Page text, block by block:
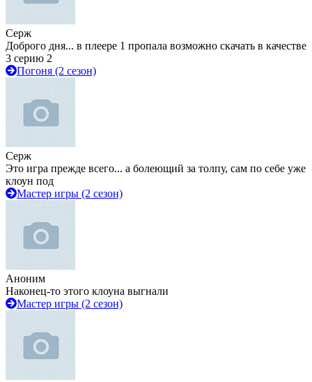
Серж
Доброго дня... в плеере 1 пропала возможно скачать в качестве
3 серию 2
Погоня (2 сезон)
Серж
Это игра прежде всего... а болеющий за толпу, сам по себе уже
клоун под
Мастер игры (2 сезон)
Аноним
Наконец-то этого клоуна выгнали
Мастер игры (2 сезон)